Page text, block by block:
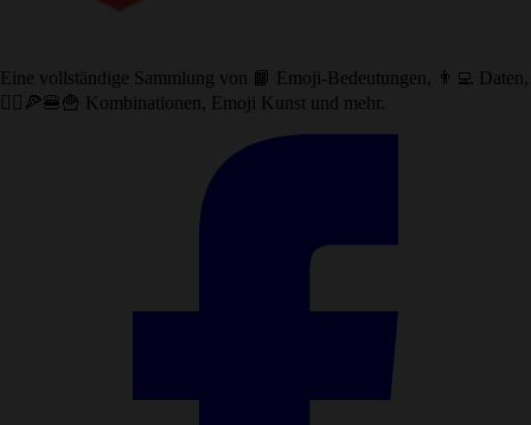
Eine vollständige Sammlung von 📙 Emoji-Bedeutungen, 👨‍💻 Daten,
🙅‍♀️🍕🍔🍟 Kombinationen, Emoji Kunst und mehr.